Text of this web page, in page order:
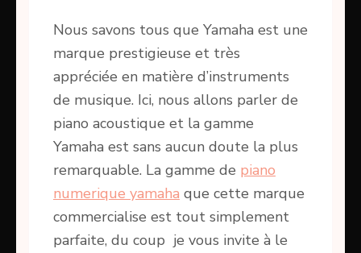
Nous savons tous que Yamaha est une
marque prestigieuse et très
appréciée en matière d’instruments
de musique. Ici, nous allons parler de
piano acoustique et la gamme
Yamaha est sans aucun doute la plus
remarquable. La gamme de piano
numerique yamaha que cette marque
commercialise est tout simplement
parfaite, du coup je vous invite à le